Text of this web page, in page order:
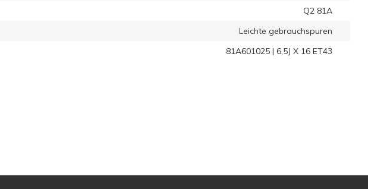
Q2 81A
Leichte gebrauchspuren
81A601025 | 6,5J X 16 ET43